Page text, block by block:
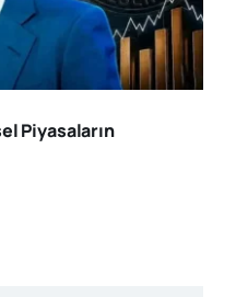
Piyasaların